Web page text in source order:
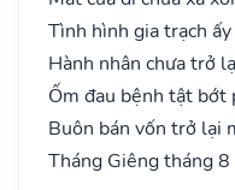
Tình hình gia trạch
Hành nhân chưa trở
Ốm đau bệnh tật bớt
Buôn bán vốn trở lại
Tháng Giêng tháng 8